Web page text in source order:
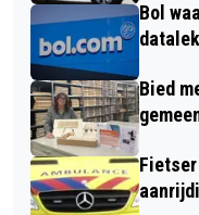
Bol
datalek
Bied